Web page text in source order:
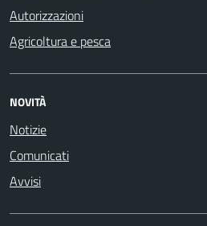
Autorizzazioni
Agricoltura e pesca
NOVITÀ
Notizie
Comunicati
Avvisi